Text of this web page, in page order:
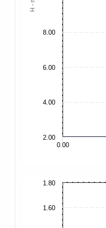
H - m
0.00
2.00
4.00
6.00
8.00
1.60
1.80